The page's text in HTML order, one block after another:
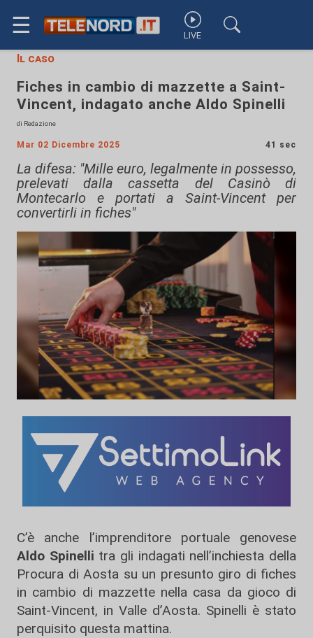
☰ LIVE
Il caso
Fiches in cambio di mazzette a Saint-
Vincent, indagato anche Aldo Spinelli
di Redazione
Mar 02 Dicembre 2025 41 sec
La difesa: "Mille euro, legalmente in possesso,
prelevati dalla cassetta del Casinò di
Montecarlo e portati a Saint-Vincent per
convertirli in fiches"
C’è anche l’imprenditore portuale genovese
Aldo Spinelli tra gli indagati nell’inchiesta della
Procura di Aosta su un presunto giro di fiches
in cambio di mazzette nella casa da gioco di
Saint-Vincent, in Valle d’Aosta. Spinelli è stato
perquisito questa mattina.